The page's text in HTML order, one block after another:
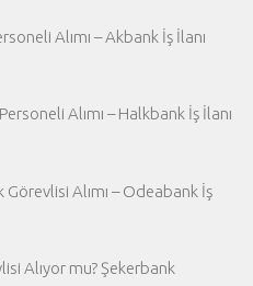
Alımı – Akbank İş İlanı
Alımı – Halkbank İş İlanı
Alımı – Odeabank İş
Alıyor mu? Şekerbank